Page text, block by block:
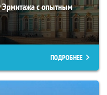
Эрмитажа с опытным
ПОДРОБНЕЕ